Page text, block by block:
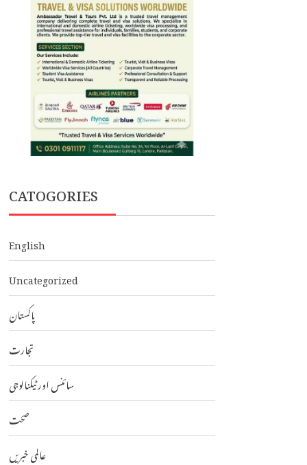
CATOGORIES
English
Uncategorized
پاکستان
تجارت
سائنس اور ٹیکنالوجی
صحت
عالمی خبریں